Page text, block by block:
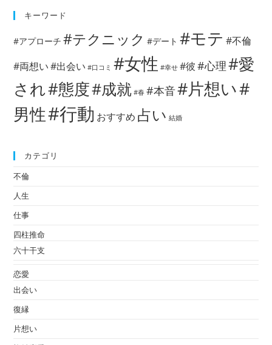
キーワード
#アプローチ #テクニック #デート #モテ #不倫
#両想い#出会い #口コミ #女性 #幸せ #彼#心理#愛
され#態度#成就 #春 #本音#片想い#
男性#行動 おすすめ 占い 結婚
カテゴリ
不倫
人生
仕事
四柱推命
六十干支
恋愛
出会い
復縁
片想い